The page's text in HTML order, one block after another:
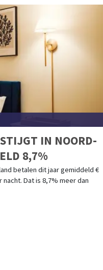
IN NOORD-
8,7%
betalen dit jaar gemiddeld €
Dat is 8,7% meer dan